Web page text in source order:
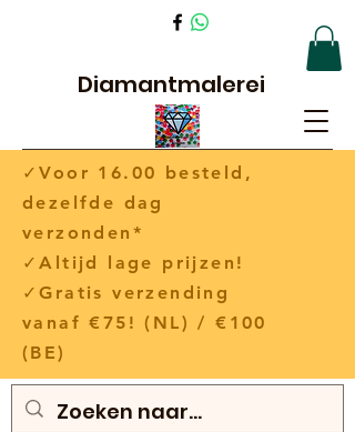
Diamantmalerei
✓Voor 16.00 besteld,
dezelfde dag
verzonden*
✓Altijd lage prijzen!
✓Gratis verzending
vanaf €75! (NL) / €100
(BE)